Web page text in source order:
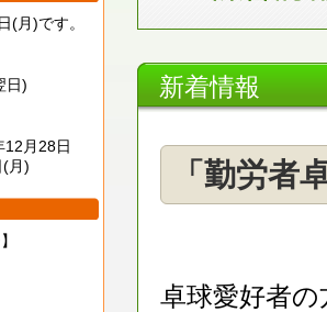
(月)です。
日)
12月28日
月)
新着情報
「勤労者
卓球愛好者